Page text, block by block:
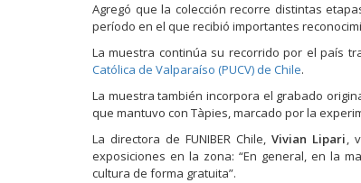
Agregó que la colección recorre distintas
período en el que recibió importantes
La muestra continúa su recorrido por el país
Católica de Valparaíso (PUCV) de Chile.
La muestra también incorpora el grabado
que mantuvo con Tàpies, marcado por la
La directora de FUNIBER Chile,Vivian Lipari,
exposiciones en la zona: “En general, en la
cultura de forma gratuita”.